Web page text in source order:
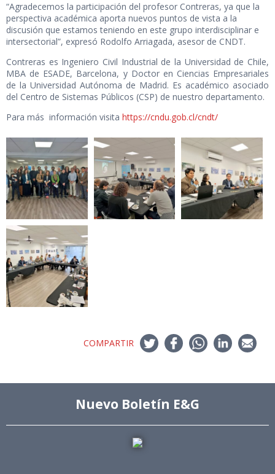
“Agradecemos la participación del profesor Contreras, ya que la
perspectiva académica aporta nuevos puntos de vista a la
discusión que estamos teniendo en este grupo interdisciplinar e
intersectorial”, expresó Rodolfo Arriagada, asesor de CNDT.
Contreras es Ingeniero Civil Industrial de la Universidad de Chile,
MBA de ESADE, Barcelona, y Doctor en Ciencias Empresariales
de la Universidad Autónoma de Madrid. Es académico asociado
del Centro de Sistemas Públicos (CSP) de nuestro departamento.
Para más información visita https://cndu.gob.cl/cndt/
COMPARTIR
Nuevo Boletín E&G